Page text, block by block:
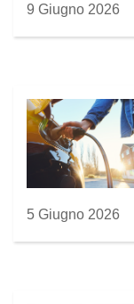
9 Giugno 2026
5 Giugno 2026